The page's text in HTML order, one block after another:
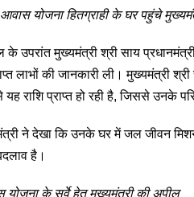
आवास योजना हितग्राही के घर पहुंचे
के उपरांत मुख्यमंत्री श्री साय
लाभों की जानकारी ली। मुख्यमंत्री
राशि प्राप्त हो रही है, जिससे उनके
ने देखा कि उनके घर में जल जीवन
है।
योजना के सर्वे हेतु मुख्यमंत्री की अपील